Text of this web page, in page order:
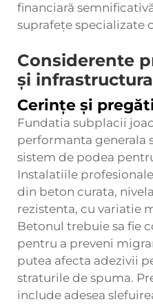
financiară
suprafețe specializate
Considerente
și infrastructura
Cerințe și
Fundatia subplacii
performanta generala
sistem de podea
Instalatiile
din beton curata,
rezistenta, cu variatie
Betonul trebuie sa fie
pentru a preveni
putea afecta adezivii
straturile de spuma.
include adesea